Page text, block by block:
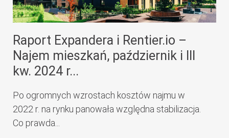
Raport Expandera i Rentier.io –
Najem mieszkań, październik i III
kw. 2024 r...
Po ogromnych wzrostach kosztów najmu w
2022 r. na rynku panowała względna stabilizacja.
Co prawda...